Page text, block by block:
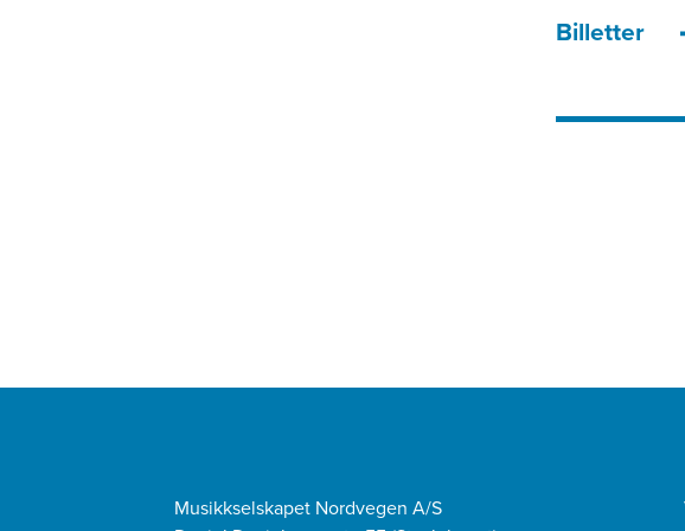
Billetter
Musikkselskapet Nordvegen A/S